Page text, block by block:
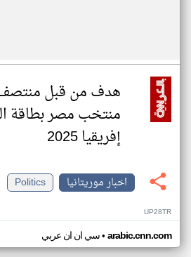
هدف من قبل منتصف
منتخب مصر بطاقة
إفريقيا 2025
اخبار موريتانيا
Politics
UP28TR
سي ان ان عربي• arabic.cnn.com